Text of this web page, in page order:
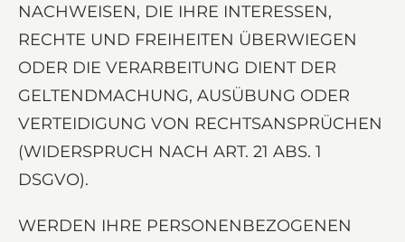
NACHWEISEN, DIE IHRE INTERESSEN,
RECHTE UND FREIHEITEN ÜBERWIEGEN
ODER DIE VERARBEITUNG DIENT DER
GELTENDMACHUNG, AUSÜBUNG ODER
VERTEIDIGUNG VON RECHTSANSPRÜCHEN
(WIDERSPRUCH NACH ART. 21 ABS. 1
DSGVO).
WERDEN IHRE PERSONENBEZOGENEN